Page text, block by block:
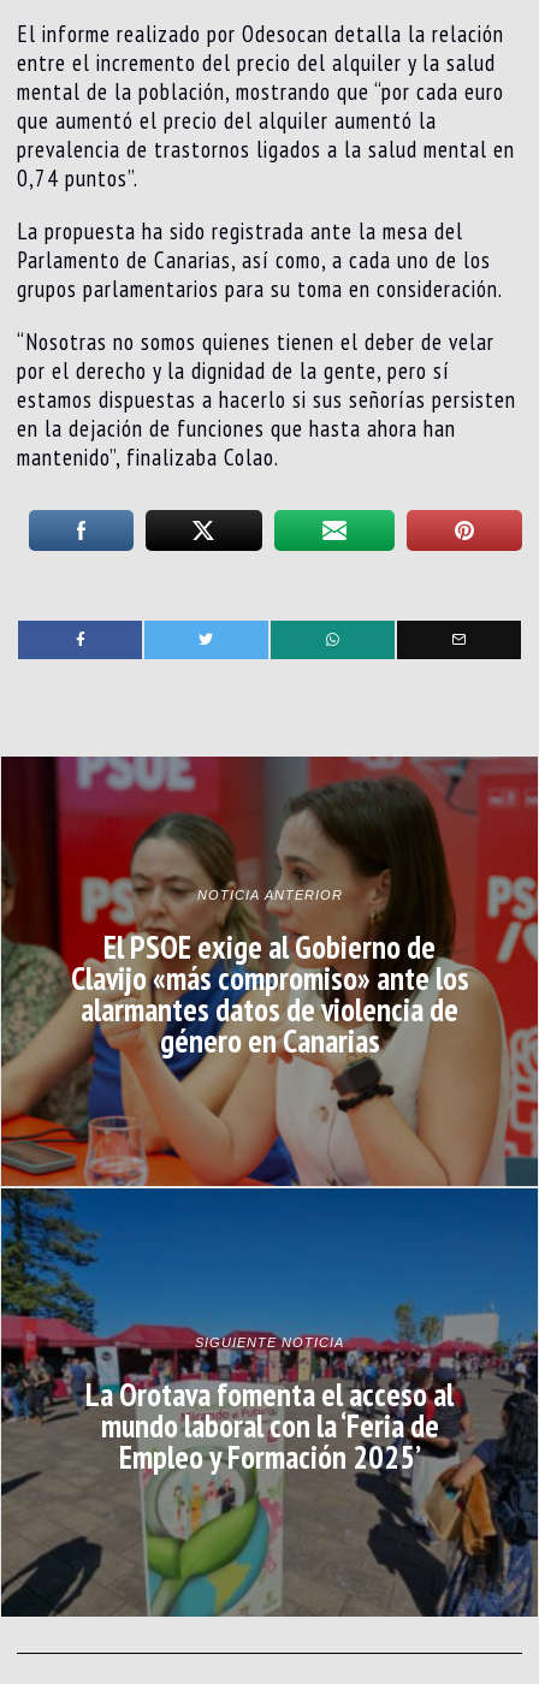
El informe realizado por Odesocan detalla la relación
entre el incremento del precio del alquiler y la salud
mental de la población, mostrando que “por cada euro
que aumentó el precio del alquiler aumentó la
prevalencia de trastornos ligados a la salud mental en
0,74 puntos”.
La propuesta ha sido registrada ante la mesa del
Parlamento de Canarias, así como, a cada uno de los
grupos parlamentarios para su toma en consideración.
“Nosotras no somos quienes tienen el deber de velar
por el derecho y la dignidad de la gente, pero sí
estamos dispuestas a hacerlo si sus señorías persisten
en la dejación de funciones que hasta ahora han
mantenido”, finalizaba Colao.
NOTICIA ANTERIOR
El PSOE exige al Gobierno de
Clavijo «más compromiso» ante los
alarmantes datos de violencia de
género en Canarias
SIGUIENTE NOTICIA
La Orotava fomenta el acceso al
mundo laboral con la ‘Feria de
Empleo y Formación 2025’